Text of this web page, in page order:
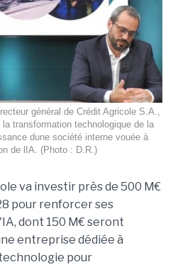
général de Crédit Agricole S.A.,
transformation technologique de la
dune société interne vouée à
de lIA. (Photo : D.R.)
va investir près de 500 M€
pour renforcer ses
dont 150 M€ seront
entreprise dédiée à
pour